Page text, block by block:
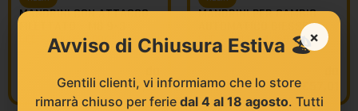
MANDRINI CON ATTACCO
COD FAMIGLIA:L004
€17,86
MANDRINI PER CAMBIO
AUTOMATICO BIESSE
COD FAMIGLIA:L060 ×
Avviso di Chiusura Estiva 🏖️
Gentili clienti, vi informiamo che lo store
rimarrà chiuso per ferie dal 4 al 18 agosto. Tutti